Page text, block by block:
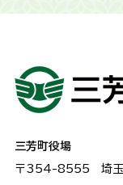
三芳町役場
〒354-8555 埼